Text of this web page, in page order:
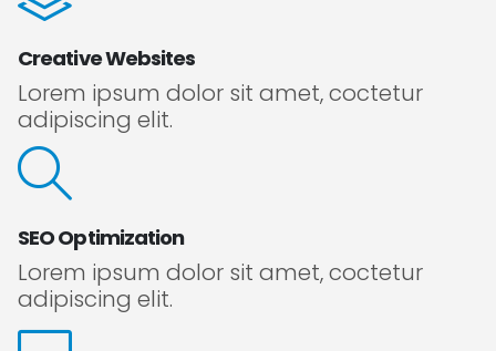
Creative Websites
Lorem ipsum dolor sit amet, coctetur
adipiscing elit.
SEO Optimization
Lorem ipsum dolor sit amet, coctetur
adipiscing elit.